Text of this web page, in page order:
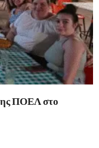
ΠΟΕΛ στο